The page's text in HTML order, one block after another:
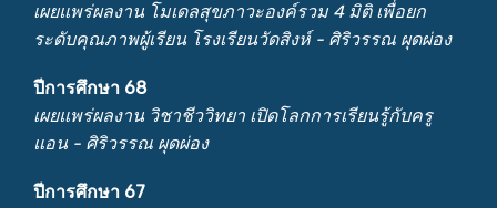
เผยแพร่ผลงาน โมเดลสุขภาวะองค์รวม 4 มิติ เพื่อยก
ระดับคุณภาพผู้เรียน โรงเรียนวัดสิงห์ - ศิริวรรณ ผุดผ่อง
ปีการศึกษา 68
เผยแพร่ผลงาน วิชาชีววิทยา เปิดโลกการเรียนรู้กับครู
แอน - ศิริวรรณ ผุดผ่อง
ปีการศึกษา 67